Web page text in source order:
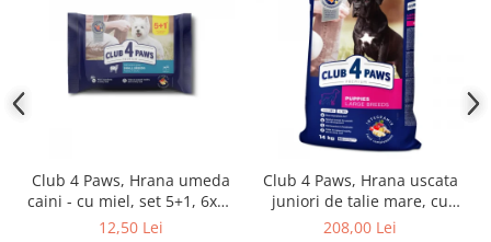
Club 4 Paws, Hrana umeda
caini - cu miel, set 5+1, 6x80
g
12,50 Lei
Club 4 Paws, Hrana uscata
juniori de talie mare, cu
pui, 14kg
208,00 Lei